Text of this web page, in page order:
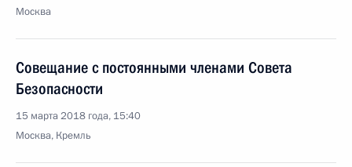
Москва
Совещание с постоянными членами Совета
Безопасности
15 марта 2018 года, 15:40
Москва, Кремль